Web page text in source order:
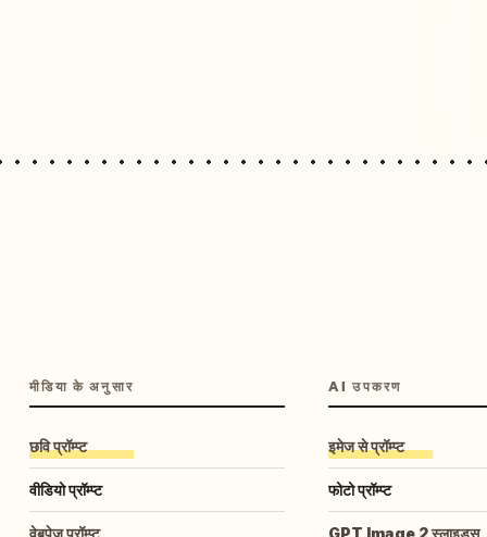
मीडिया के अनुसार
छवि प्रॉम्प्ट
वीडियो प्रॉम्प्ट
वेबपेज प्रॉम्प्ट
AI उपकरण
इमेज से प्रॉम्प्ट
फोटो प्रॉम्प्ट
GPT Image 2 स्लाइड्स